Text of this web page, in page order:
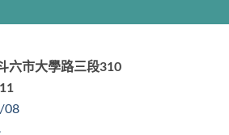
六市大學路三段310
08